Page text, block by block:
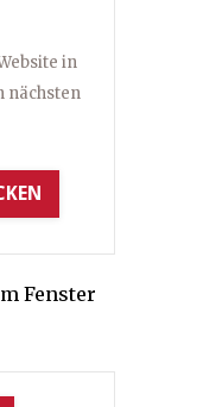
in
nächsten
Fenster